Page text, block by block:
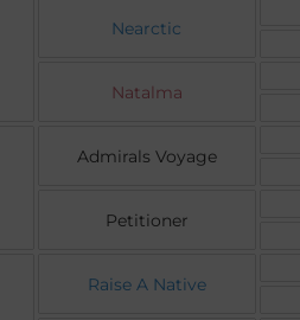
Nearctic
Natalma
Admirals Voyage
Petitioner
Raise A Native